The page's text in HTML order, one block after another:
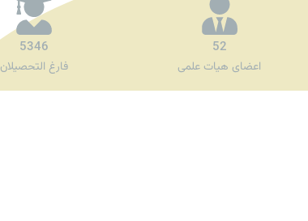
اعضای هیات علمی
52
فارغ التحصیلان
5346